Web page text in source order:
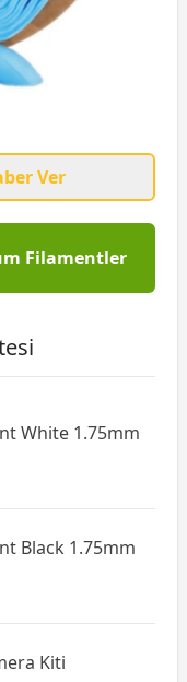
Ver
Filamentler
White 1.75mm
Black 1.75mm
Kiti